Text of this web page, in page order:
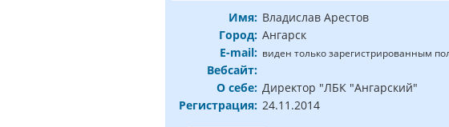
Имя: Владислав Арестов
Город: Ангарск
E-mail: виден только зарегистрированным
Вебсайт:
О себе: Директор "ЛБК "Ангарский"
Регистрация: 24.11.2014